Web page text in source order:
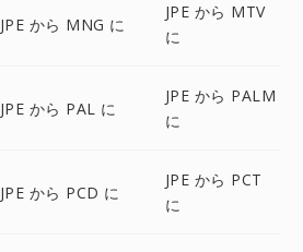
JPE から MNG に
JPE から MTV
に
JPE から PAL に
JPE から PALM
に
JPE から PCD に
JPE から PCT
に